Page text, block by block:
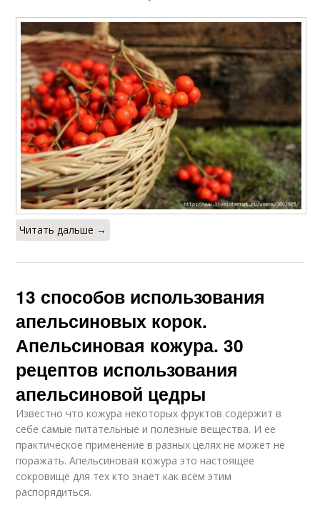
Читать дальше →
13 способов использования
апельсиновых корок.
Апельсиновая кожура. 30
рецептов использования
апельсиновой цедры
Известно что кожура некоторых фруктов содержит в
себе самые питательные и полезные вещества. И ее
практическое применение в разных целях не может не
поражать. Апельсиновая кожура это настоящее
сокровище для тех кто знает как всем этим
распорядиться.